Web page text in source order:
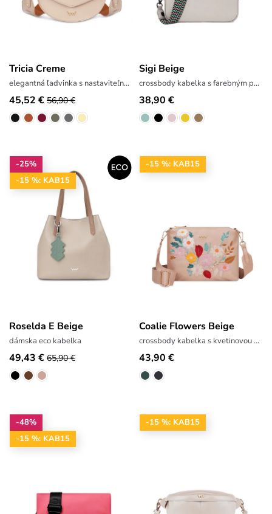
Tricia Creme
elegantná ľadvinka s nastaviteľným popruhom
45,52 € 56,90 €
Sigi Beige
crossbody kabelka s farebným popruhom
38,90 €
-25%
-15 %: KAB15
Roselda E Beige
dámska eco kabelka
49,43 € 65,90 €
-15 %: KAB15
Coalie Flowers Beige
crossbody kabelka s kvetinovou výšivkou
43,90 €
-48%
-15 %: KAB15
-15 %: KAB15